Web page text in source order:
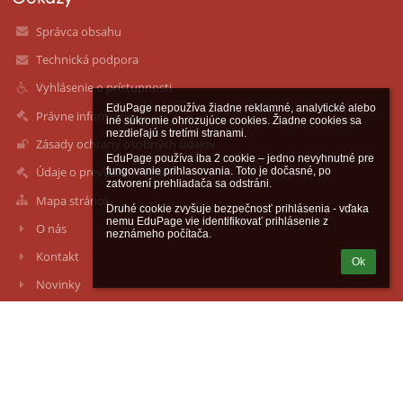
EduPage nepoužíva žiadne reklamné, analytické alebo
iné súkromie ohrozujúce cookies. Žiadne cookies sa
nezdieľajú s tretími stranami.
EduPage používa iba 2 cookie – jedno nevyhnutné pre
fungovanie prihlasovania. Toto je dočasné, po
zatvorení prehliadača sa odstráni.
Druhé cookie zvyšuje bezpečnosť prihlásenia - vďaka
nemu EduPage vie identifikovať prihlásenie z
neznámeho počítača.
Ok
Správca obsahu
Technická podpora
Vyhlásenie o prístupnosti
Právne informácie
Zásady ochrany osobných údajov
Údaje o prevádzkovateľovi
Mapa stránok
O nás
Kontakt
Novinky